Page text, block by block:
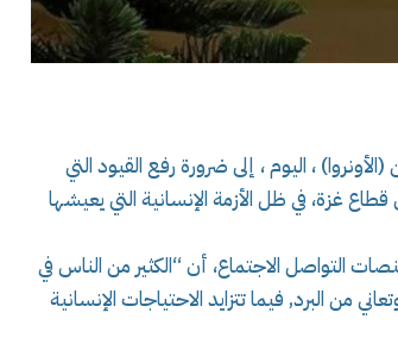
، اليوم ، إلى ضرورة رفع القيود التي
غزة، في ظل الأزمة الإنسانية التي يعيشها
التواصل الاجتماع، أن “الكثير من الناس في
من البرد, فيما تتزايد الاحتياجات الإنسانية